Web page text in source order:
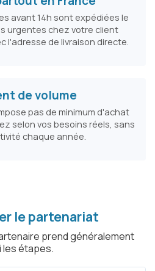
avant 14h sont expédiées le
urgentes chez votre client
l'adresse de livraison directe.
de volume
pas de minimum d'achat
selon vos besoins réels, sans
chaque année.
le partenariat
prend généralement
les étapes.